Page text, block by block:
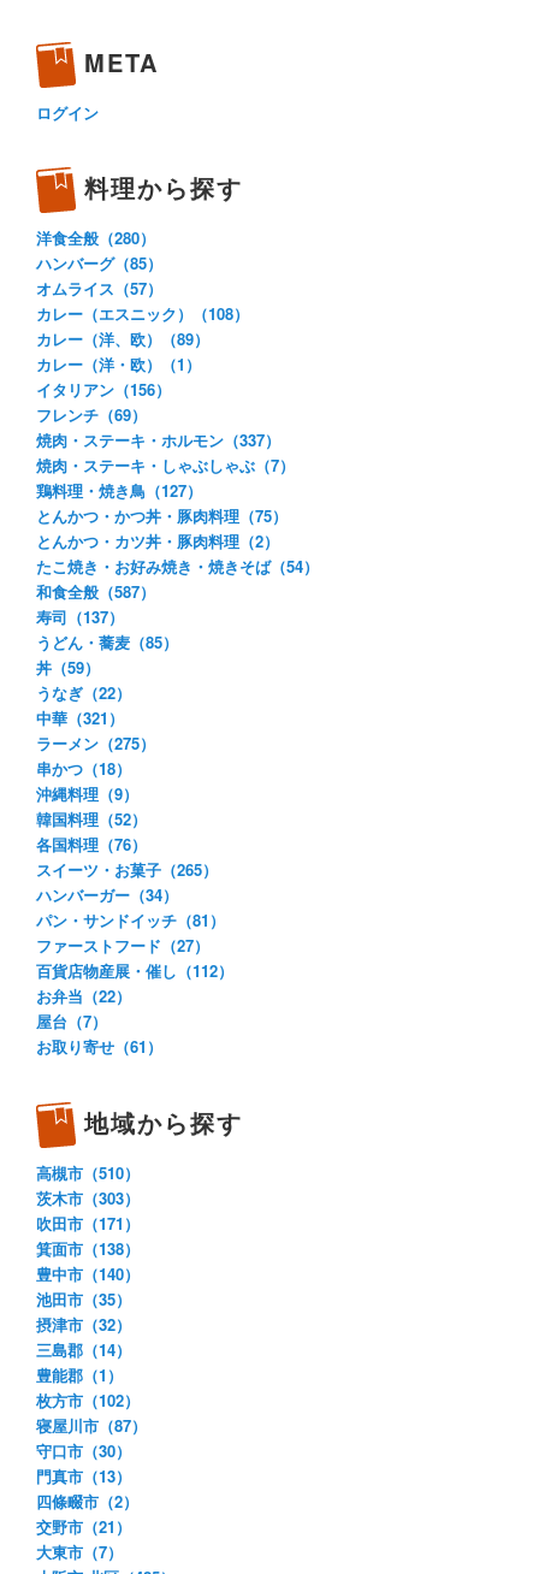
META
ログイン
料理から探す
洋食全般（280）
ハンバーグ（85）
オムライス（57）
カレー（エスニック）（108）
カレー（洋、欧）（89）
カレー（洋・欧）（1）
イタリアン（156）
フレンチ（69）
焼肉・ステーキ・ホルモン（337）
焼肉・ステーキ・しゃぶしゃぶ（7）
鶏料理・焼き鳥（127）
とんかつ・かつ丼・豚肉料理（75）
とんかつ・カツ丼・豚肉料理（2）
たこ焼き・お好み焼き・焼きそば（54）
和食全般（587）
寿司（137）
うどん・蕎麦（85）
丼（59）
うなぎ（22）
中華（321）
ラーメン（275）
串かつ（18）
沖縄料理（9）
韓国料理（52）
各国料理（76）
スイーツ・お菓子（265）
ハンバーガー（34）
パン・サンドイッチ（81）
ファーストフード（27）
百貨店物産展・催し（112）
お弁当（22）
屋台（7）
お取り寄せ（61）
地域から探す
高槻市（510）
茨木市（303）
吹田市（171）
箕面市（138）
豊中市（140）
池田市（35）
摂津市（32）
三島郡（14）
豊能郡（1）
枚方市（102）
寝屋川市（87）
守口市（30）
門真市（13）
四條畷市（2）
交野市（21）
大東市（7）